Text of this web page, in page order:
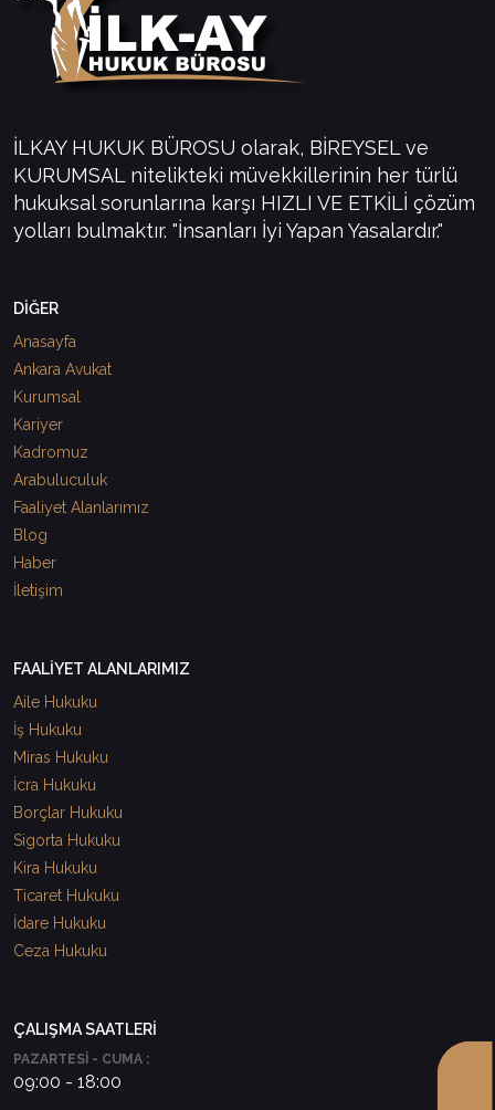
İLKAY HUKUK BÜROSU olarak, BİREYSEL ve
KURUMSAL nitelikteki müvekkillerinin her türlü
hukuksal sorunlarına karşı HIZLI VE ETKİLİ çözüm
yolları bulmaktır. "İnsanları İyi Yapan Yasalardır."
DİĞER
Anasayfa
Ankara Avukat
Kurumsal
Kariyer
Kadromuz
Arabuluculuk
Faaliyet Alanlarımız
Blog
Haber
İletişim
FAALİYET ALANLARIMIZ
Aile Hukuku
İş Hukuku
Miras Hukuku
İcra Hukuku
Borçlar Hukuku
Sigorta Hukuku
Kira Hukuku
Ticaret Hukuku
İdare Hukuku
Ceza Hukuku
ÇALIŞMA SAATLERİ
PAZARTESİ - CUMA :
09:00 - 18:00